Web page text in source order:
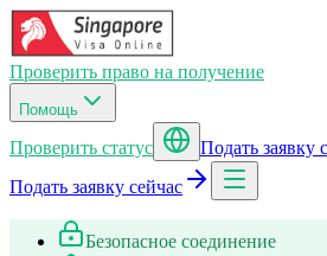
Проверить право на получение
Помощь
Проверить статус
Подать заявку
Подать заявку сейчас
Безопасное соединение